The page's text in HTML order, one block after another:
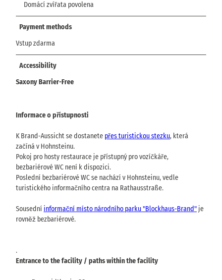
Domácí zvířata povolena
Payment methods
Vstup zdarma
Accessibility
Saxony Barrier-Free
Informace o přístupnosti
K Brand-Aussicht se dostanete přes turistickou stezku, která
začíná v Hohnsteinu.
Pokoj pro hosty restaurace je přístupný pro vozíčkáře,
bezbariérové WC není k dispozici.
Poslední bezbariérové WC se nachází v Hohnsteinu, vedle
turistického informačního centra na Rathausstraße.
Sousední informační místo národního parku "Blockhaus-Brand" je
rovněž bezbariérové.
.
Entrance to the facility / paths within the facility